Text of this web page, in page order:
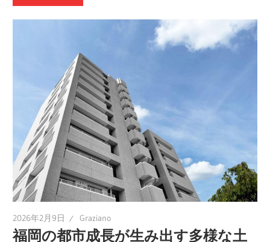
2026年2月9日 Graziano
福岡の都市成長が生み出す多様な土